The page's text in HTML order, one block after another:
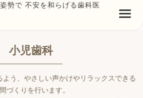
勢で 不安を和らげる歯科医
小児歯科
よう、やさしい声かけやリラックスできる
づくりを行います。